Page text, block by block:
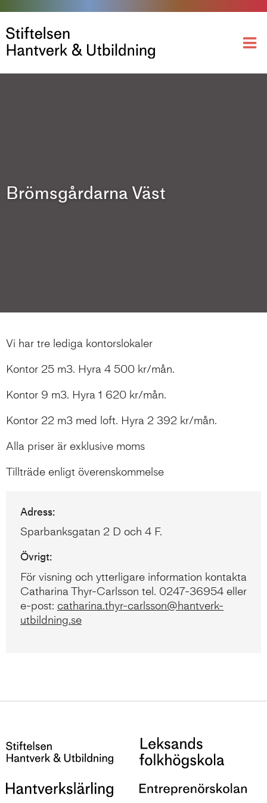
Brömsgårdarna Väst
Vi har tre lediga kontorslokaler
Kontor 25 m3. Hyra 4 500 kr/mån.
Kontor 9 m3. Hyra 1 620 kr/mån.
Kontor 22 m3 med loft. Hyra 2 392 kr/mån.
Alla priser är exklusive moms
Tillträde enligt överenskommelse
Adress:
Sparbanksgatan 2 D och 4 F.
Övrigt:
För visning och ytterligare information kontakta
Catharina Thyr-Carlsson tel. 0247-36954 eller
e-post: catharina.thyr-carlsson@hantverk-
utbildning.se